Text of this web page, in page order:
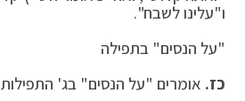
ו"עלינו לשבח".
"על הנסים" בתפילה
כז. אומרים "על הנסים" בג'